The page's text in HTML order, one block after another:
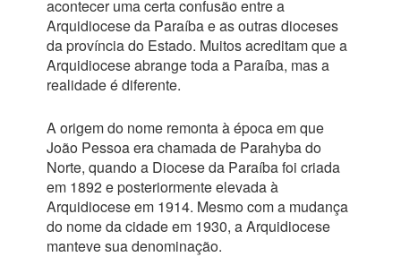
acontecer uma certa confusão entre a
Arquidiocese da Paraíba e as outras dioceses
da província do Estado. Muitos acreditam que a
Arquidiocese abrange toda a Paraíba, mas a
realidade é diferente.
A origem do nome remonta à época em que
João Pessoa era chamada de Parahyba do
Norte, quando a Diocese da Paraíba foi criada
em 1892 e posteriormente elevada à
Arquidiocese em 1914. Mesmo com a mudança
do nome da cidade em 1930, a Arquidiocese
manteve sua denominação.